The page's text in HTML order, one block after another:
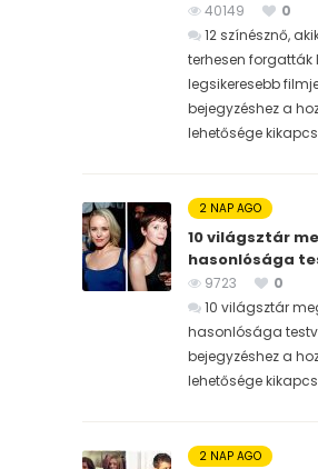
40149
0
12 színésznő,
terhesen forgatták
legsikeresebb
bejegyzéshez a
lehetősége
2 NAP AGO
10 világsztár
hasonlósága
9723
0
10 világsztár
hasonlósága
bejegyzéshez a
lehetősége
2 NAP AGO